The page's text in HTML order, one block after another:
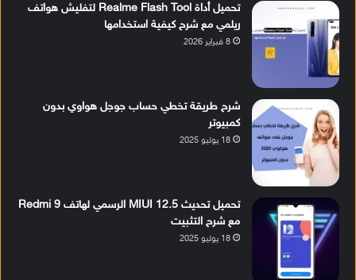
تحميل أداة Realme Flash Tool لتفليش هواتف
ريلمي مع شرح كيفية استخدامها
8 فبراير 2026
شرح طريقة تخطي حساب جوجل هواوي بدون
كمبيوتر
18 يوليو 2025
تحميل تحديث MIUI 12.5 الرسمي لهاتف Redmi 9
مع شرح التثبيت
18 يوليو 2025